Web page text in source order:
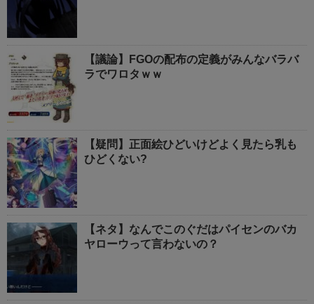
【議論】FGOの配布の定義がみんなバラバ
ラでワロタｗｗ
【疑問】正面絵ひどいけどよく見たら乳も
ひどくない?
【ネタ】なんでこのぐだはパイセンのバカ
ヤローウって言わないの？